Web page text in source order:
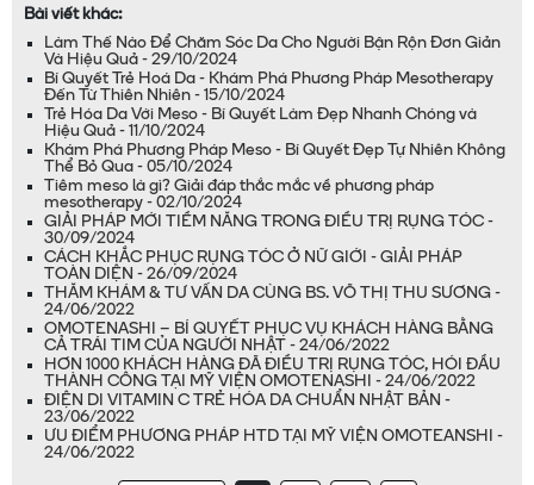
Bài viết khác:
Làm Thế Nào Để Chăm Sóc Da Cho Người Bận Rộn Đơn Giản
Và Hiệu Quả - 29/10/2024
Bí Quyết Trẻ Hoá Da - Khám Phá Phương Pháp Mesotherapy
Đến Từ Thiên Nhiên - 15/10/2024
Trẻ Hóa Da Với Meso - Bí Quyết Làm Đẹp Nhanh Chóng và
Hiệu Quả - 11/10/2024
Khám Phá Phương Pháp Meso - Bí Quyết Đẹp Tự Nhiên Không
Thể Bỏ Qua - 05/10/2024
Tiêm meso là gì? Giải đáp thắc mắc về phương pháp
mesotherapy - 02/10/2024
GIẢI PHÁP MỚI TIỀM NĂNG TRONG ĐIỀU TRỊ RỤNG TÓC -
30/09/2024
CÁCH KHẮC PHỤC RỤNG TÓC Ở NỮ GIỚI - GIẢI PHÁP
TOÀN DIỆN - 26/09/2024
THĂM KHÁM & TƯ VẤN DA CÙNG BS. VÕ THỊ THU SƯƠNG -
24/06/2022
OMOTENASHI – BÍ QUYẾT PHỤC VỤ KHÁCH HÀNG BẰNG
CẢ TRÁI TIM CỦA NGƯỜI NHẬT - 24/06/2022
HƠN 1000 KHÁCH HÀNG ĐÃ ĐIỀU TRỊ RỤNG TÓC, HÓI ĐẦU
THÀNH CÔNG TẠI MỸ VIỆN OMOTENASHI - 24/06/2022
ĐIỆN DI VITAMIN C TRẺ HÓA DA CHUẨN NHẬT BẢN -
23/06/2022
ƯU ĐIỂM PHƯƠNG PHÁP HTD TẠI MỸ VIỆN OMOTEANSHI -
24/06/2022